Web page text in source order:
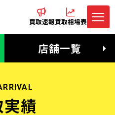
買取速報買取相場表
店舗一覧
電話でお問合わせ
営業時間：11:00〜20:00
績